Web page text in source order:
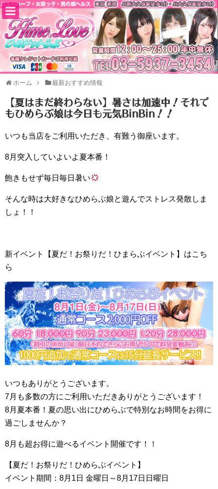
ホーム 最新おすすめ情報
【夏はまだ終わらない】暑さは加速中！それで
もひめらぶ娘は今日も元気BinBin！！
いつも当店をご利用いただき、有難う御座います。
8月突入していよいよ夏本番！
飽きもせず毎日毎日暑い
そんな時は大好きなひめらぶ娘と遊んでストレス発散しま
しょ！！
新イベント【夏だ！お祭りだ！ひまらぶイベント】はこち
ら
いつもありがとうございます。
7月も多数の方にご利用いただきありがとうございます！
8月夏本番！夏の思い出にひめらぶで特別なお時間をお得に
過ごしませんか？
8月も超お得に遊べるイベント開催です！！
【夏だ！お祭りだ！ひめらぶイベント】
イベント期間：8月1日 金曜日～8月17日日曜日